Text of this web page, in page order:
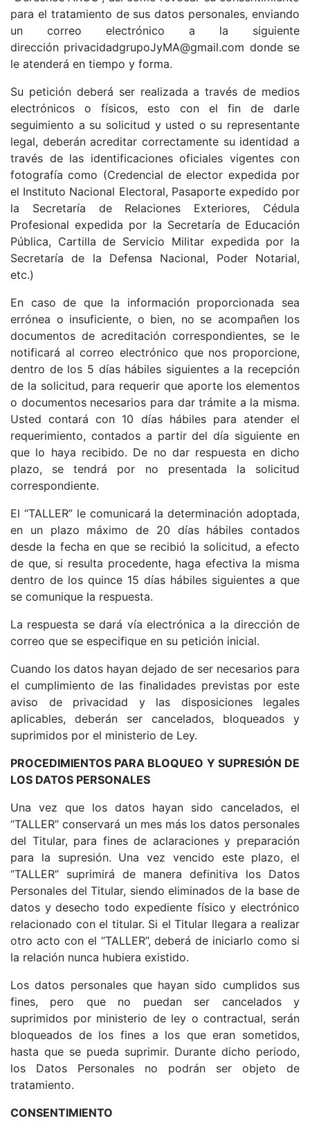
para el tratamiento de sus datos personales, enviando
un correo electrónico a la siguiente
dirección privacidadgrupoJyMA@gmail.com donde se
le atenderá en tiempo y forma.
Su petición deberá ser realizada a través de medios
electrónicos o físicos, esto con el fin de darle
seguimiento a su solicitud y usted o su representante
legal, deberán acreditar correctamente su identidad a
través de las identificaciones oficiales vigentes con
fotografía como (Credencial de elector expedida por
el Instituto Nacional Electoral, Pasaporte expedido por
la Secretaría de Relaciones Exteriores, Cédula
Profesional expedida por la Secretaría de Educación
Pública, Cartilla de Servicio Militar expedida por la
Secretaría de la Defensa Nacional, Poder Notarial,
etc.)
En caso de que la información proporcionada sea
errónea o insuficiente, o bien, no se acompañen los
documentos de acreditación correspondientes, se le
notificará al correo electrónico que nos proporcione,
dentro de los 5 días hábiles siguientes a la recepción
de la solicitud, para requerir que aporte los elementos
o documentos necesarios para dar trámite a la misma.
Usted contará con 10 días hábiles para atender el
requerimiento, contados a partir del día siguiente en
que lo haya recibido. De no dar respuesta en dicho
plazo, se tendrá por no presentada la solicitud
correspondiente.
El “TALLER” le comunicará la determinación adoptada,
en un plazo máximo de 20 días hábiles contados
desde la fecha en que se recibió la solicitud, a efecto
de que, si resulta procedente, haga efectiva la misma
dentro de los quince 15 días hábiles siguientes a que
se comunique la respuesta.
La respuesta se dará vía electrónica a la dirección de
correo que se especifique en su petición inicial.
Cuando los datos hayan dejado de ser necesarios para
el cumplimiento de las finalidades previstas por este
aviso de privacidad y las disposiciones legales
aplicables, deberán ser cancelados, bloqueados y
suprimidos por el ministerio de Ley.
PROCEDIMIENTOS PARA BLOQUEO Y SUPRESIÓN DE
LOS DATOS PERSONALES
Una vez que los datos hayan sido cancelados, el
“TALLER” conservará un mes más los datos personales
del Titular, para fines de aclaraciones y preparación
para la supresión. Una vez vencido este plazo, el
“TALLER” suprimirá de manera definitiva los Datos
Personales del Titular, siendo eliminados de la base de
datos y desecho todo expediente físico y electrónico
relacionado con el titular. Si el Titular llegara a realizar
otro acto con el “TALLER”, deberá de iniciarlo como si
la relación nunca hubiera existido.
Los datos personales que hayan sido cumplidos sus
fines, pero que no puedan ser cancelados y
suprimidos por ministerio de ley o contractual, serán
bloqueados de los fines a los que eran sometidos,
hasta que se pueda suprimir. Durante dicho periodo,
los Datos Personales no podrán ser objeto de
tratamiento.
CONSENTIMIENTO